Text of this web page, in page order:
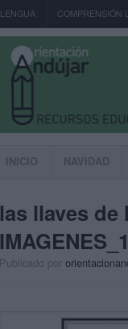
LENGUA COMPRENSIÓN
INICIO NAVIDAD
las llaves
Publicado por